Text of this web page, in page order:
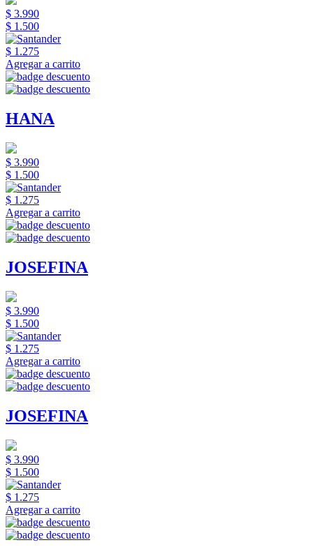
$ 3.990
$ 1.500
$ 1.275
Agregar a carrito
HANA
$ 3.990
$ 1.500
$ 1.275
Agregar a carrito
JOSEFINA
$ 3.990
$ 1.500
$ 1.275
Agregar a carrito
JOSEFINA
$ 3.990
$ 1.500
$ 1.275
Agregar a carrito